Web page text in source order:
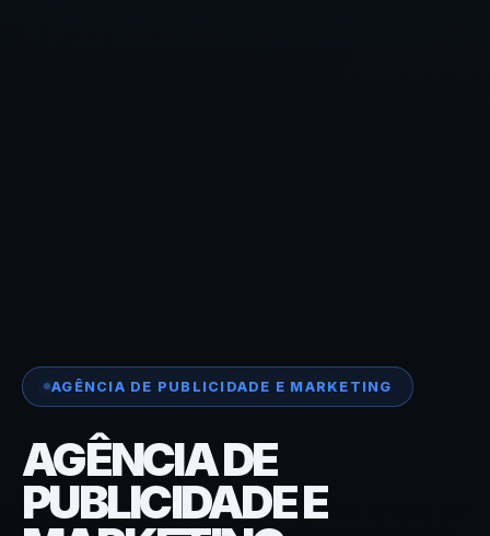
AGÊNCIA DE PUBLICIDADE E MARKETING
AGÊNCIA DE
PUBLICIDADE E